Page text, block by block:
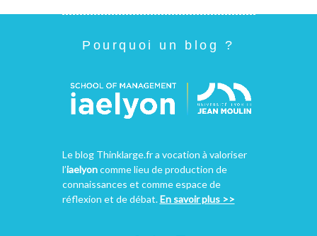
Pourquoi un blog ?
Le blog Thinklarge.fr a vocation à valoriser
l’iaelyoncomme lieu de production de
connaissances et comme espace de
réflexion et de débat.En savoir plus >>